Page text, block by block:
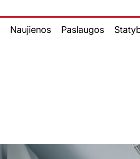
Naujienos Paslaugos